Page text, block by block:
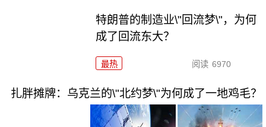
特朗普的制造业\"回流梦\"，为何
成了回流东大？
最热 阅读 6970
扎胖摊牌：乌克兰的\"北约梦\"为何成了一地鸡毛？